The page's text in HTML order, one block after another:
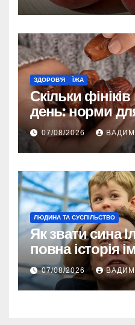
ЗДОРОВ'Я ЇЖА
Скільки
день: норми
енергії
07/08/2026 ВАДИМ
ЛЮДИНА ТА СУСПІЛЬСТВО
Як звати сина
повна історія
хлопчиків
07/08/2026 ВАДИМ